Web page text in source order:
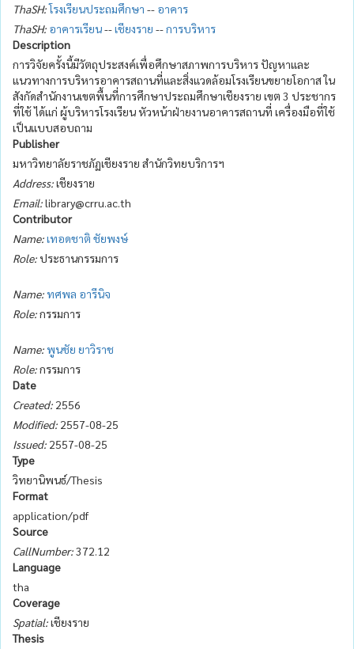
ThaSH:โรงเรียนประถมศึกษา -- อาคาร
ThaSH: อาคารเรียน--เชียงราย --การบริหาร
Description
การวิจัยครั้งนี้มีวัตถุประสงค์เพื่อศึกษาสภาพการบริหาร ปัญหาและ
แนวทางการบริหารอาคารสถานที่และสิ่งแวดล้อมโรงเรียนขยายโอกาส ใน
สังกัดสำนักงานเขตพื้นที่การศึกษาประถมศึกษาเชียงราย เขต 3 ประชากร
ที่ใช้ ได้แก่ ผู้บริหารโรงเรียน หัวหน้าฝ่ายงานอาคารสถานที่ เครื่องมือที่ใช้
เป็นแบบสอบถาม
Publisher
มหาวิทยาลัยราชภัฏเชียงราย สำนักวิทยบริการฯ
Address:เชียงราย
Email:library@crru.ac.th
Contributor
Name:เทอดชาติ ชัยพงษ์
Role:ประธานกรรมการ
Name:ทศพล อารีนิจ
Role:กรรมการ
Name:พูนชัย ยาวิราช
Role:กรรมการ
Date
Created: 2556
Modified: 2557-08-25
Issued: 2557-08-25
Type
วิทยานิพนธ์/Thesis
Format
application/pdf
Source
CallNumber:372.12
Language
tha
Coverage
Spatial:เชียงราย
Thesis